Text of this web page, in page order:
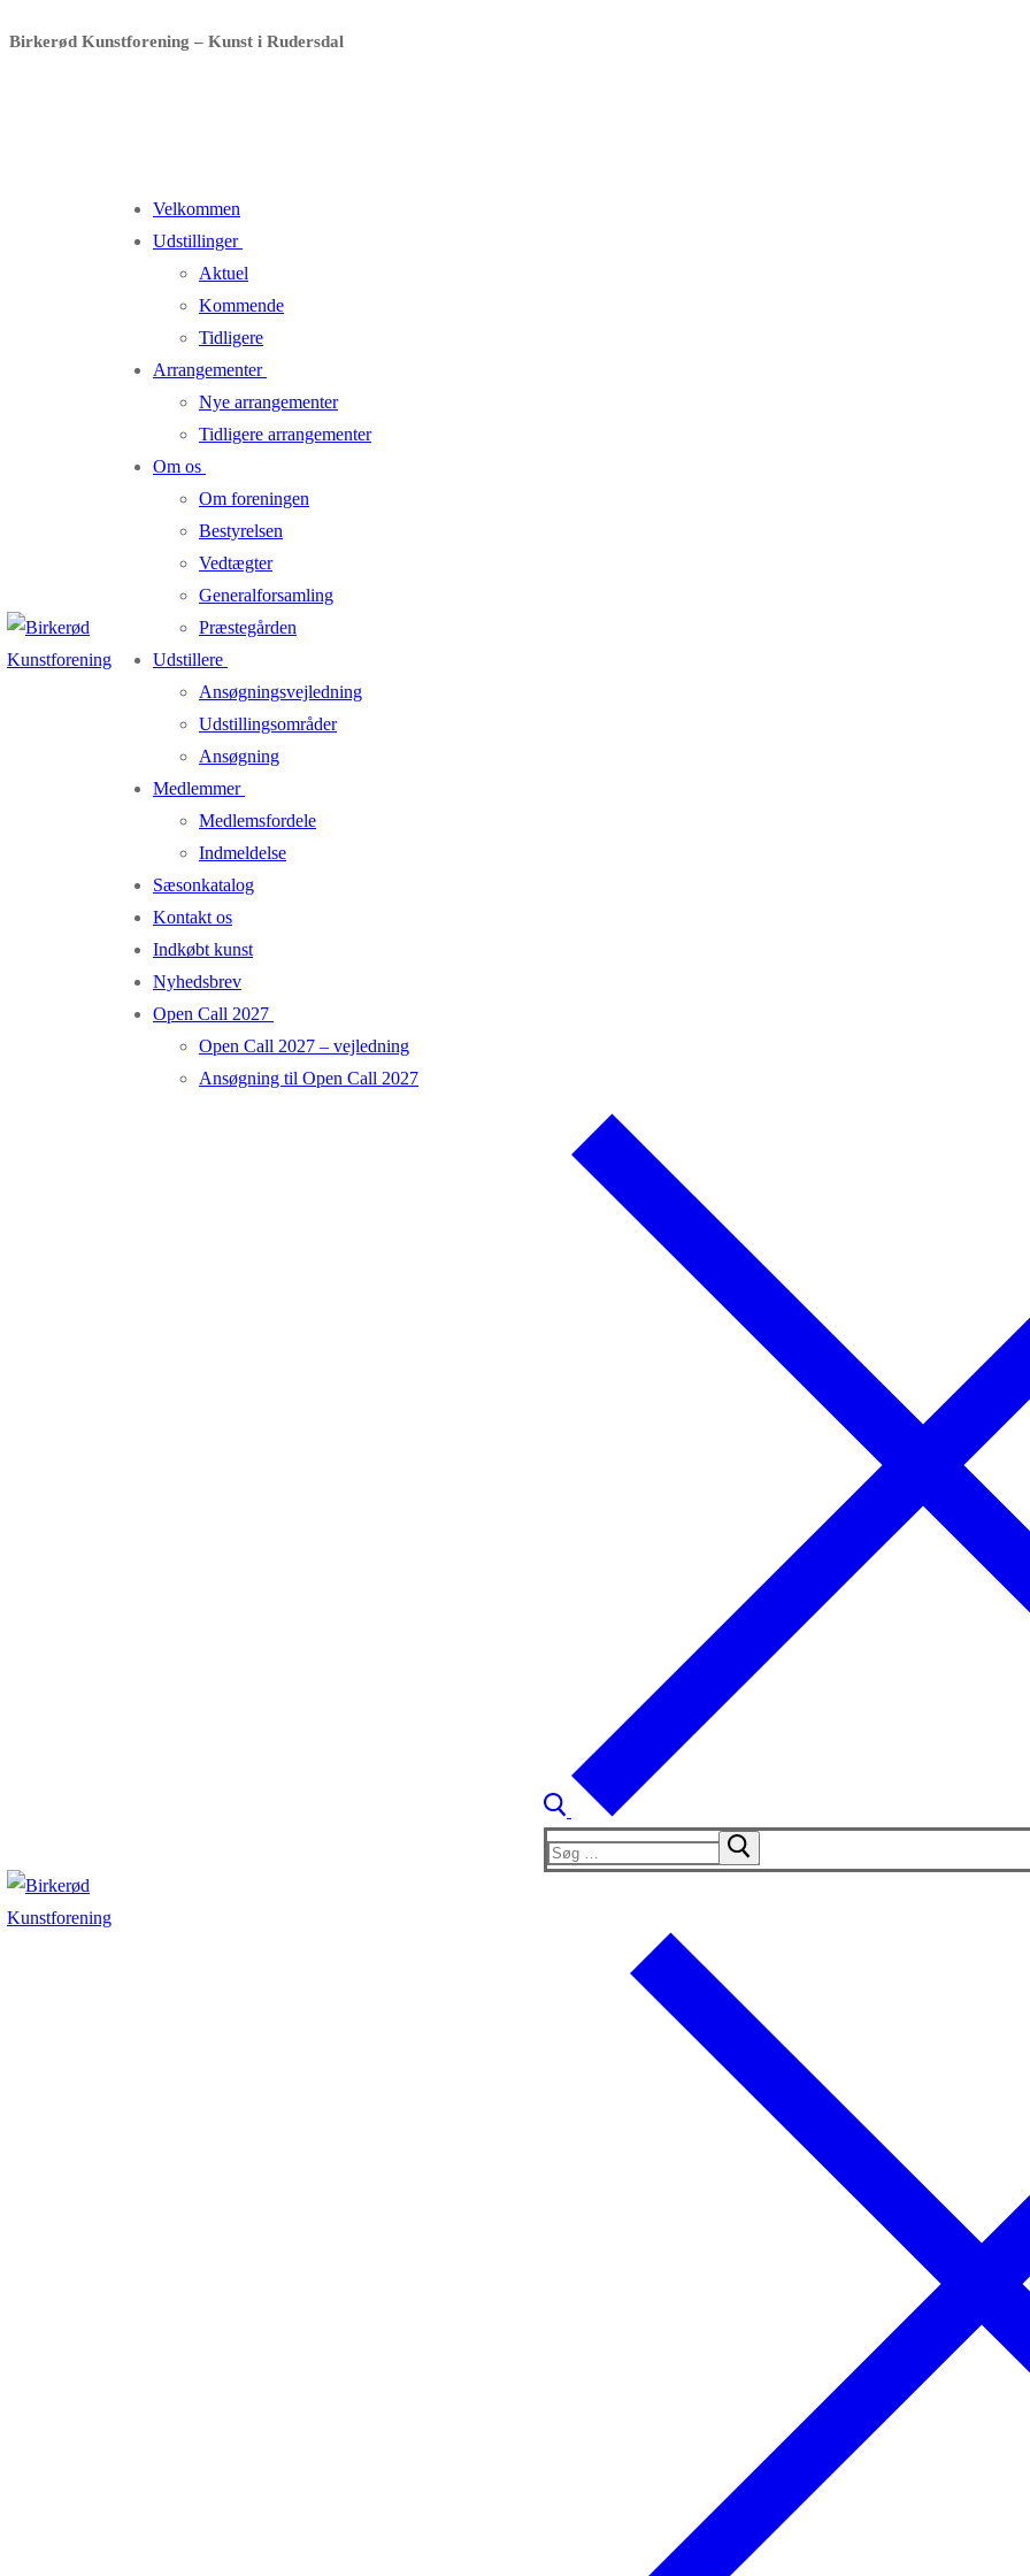
Birkerød Kunstforening – Kunst i Rudersdal
Velkommen
Udstillinger
Aktuel
Kommende
Tidligere
Arrangementer
Nye arrangementer
Tidligere arrangementer
Om os
Om foreningen
Bestyrelsen
Vedtægter
Generalforsamling
Præstegården
Udstillere
Ansøgningsvejledning
Udstillingsområder
Ansøgning
Medlemmer
Medlemsfordele
Indmeldelse
Sæsonkatalog
Kontakt os
Indkøbt kunst
Nyhedsbrev
Open Call 2027
Open Call 2027 – vejledning
Ansøgning til Open Call 2027
Søg
efter: